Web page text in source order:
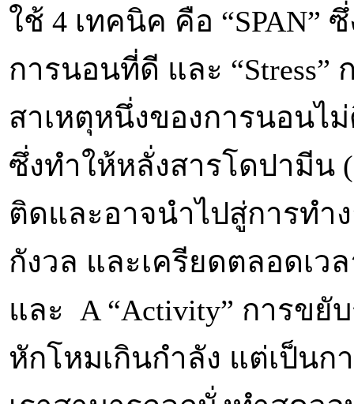
ใช้ 4 เทคนิค คือ “SPAN”
การนอนที่ดี และ “Stress”
สาเหตุหนึ่งของการนอนไ
ซึ่งทำให้หลั่งสารโดปามีน
ติดและอาจนำไปสู่การทำ
กังวล และเครียดตลอดเว
และ A “Activity” การขยั
หักโหมเกินกำลัง แต่เป็นก